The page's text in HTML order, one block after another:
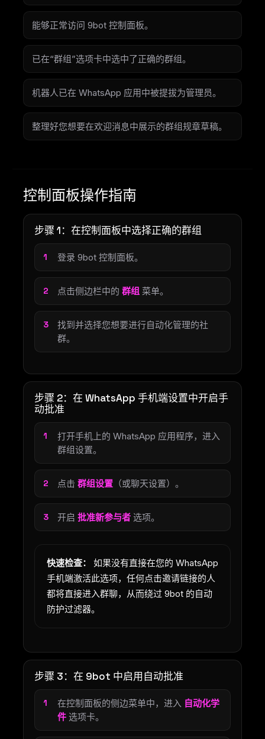
能够正常访问 9bot 控制面板。
已在“群组”选项卡中选中了正确的群组。
机器人已在 WhatsApp 应用中被提拔为管理员。
整理好您想要在欢迎消息中展示的群组规章草稿。
控制面板操作指南
步骤 1：在控制面板中选择正确的群组
登录 9bot 控制面板。
点击侧边栏中的 群组菜单。
找到并选择您想要进行自动化管理的社
群。
步骤 2：在 WhatsApp 手机端设置中开启手
动批准
打开手机上的 WhatsApp 应用程序，进入
群组设置。
点击 群组设置（或聊天设置）。
开启 批准新参与者选项。
快速检查：
如果没有直接在您的 WhatsApp
手机端激活此选项，任何点击邀请链接的人
都将直接进入群聊，从而绕过 9bot 的自动
防护过滤器。
步骤 3：在 9bot 中启用自动批准
在控制面板的侧边菜单中，进入 自动化学
件选项卡。